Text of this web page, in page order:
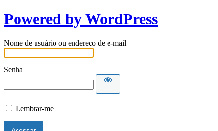
Powered by WordPress
Nome de usuário ou endereço de e-mail
Senha
Lembrar-me